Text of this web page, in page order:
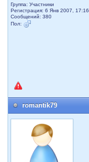
Группа: Участники
Регистрация: 6 Янв 2007, 17:16
Сообщений: 380
Пол:
romantik79